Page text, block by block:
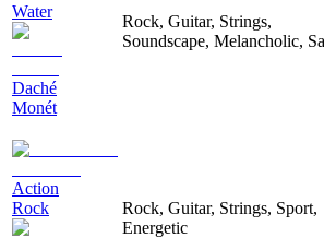
Water
Daché
Monét
Rock, Guitar, Strings,
Soundscape, Melancholic,
Action
Rock
Rock, Guitar, Strings, Sport,
Energetic